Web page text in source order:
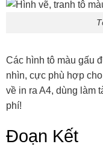
Các hình tô màu gấu
nhìn, cực phù hợp
về in ra A4, dùng làm
phí!
Đoạn Kết